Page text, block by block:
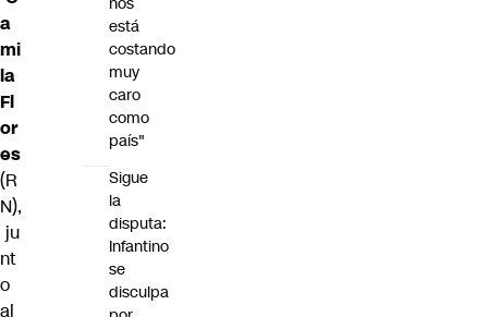
a
mi
la
Fl
or
es
(R
N),
ju
nt
o
al
está
costando
muy
caro
como
país"
Sigue
la
disputa:
Infantino
se
disculpa